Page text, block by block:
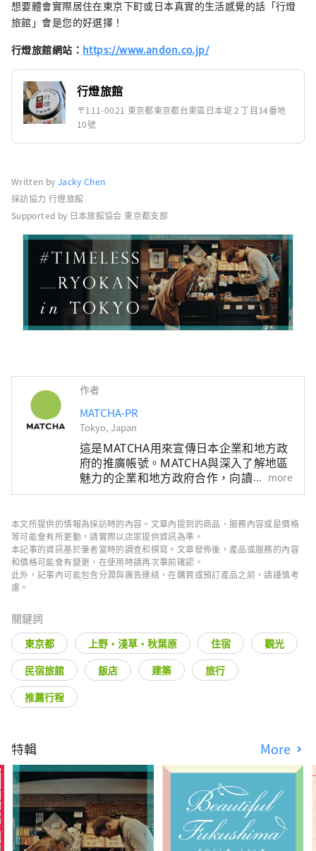
想要體會實際居住在東京下町或日本真實的生活感覺的話「行燈
旅館」會是您的好選擇！
行燈旅館網站： https://www.andon.co.jp/
行燈旅館
〒111-0021 東京都東京都台東區日本堤２丁目34番地
10號
Written by Jacky Chen
採訪協力 行燈旅館
Supported by 日本旅館協会 東京都支部
作者
MATCHA-PR
Tokyo, Japan
這是MATCHA用來宣傳日本企業和地方政
府的推廣帳號。MATCHA與深入了解地區
魅力的企業和地方政府合作，向讀者介紹
日本尚未被發現的魅力！同時我們也根據
訊撰寫文章。
more
本文所提供的情報為採訪時的內容。文章內提到的商品、服務內容或是價格
等可能會有所更動，請實際以店家提供資訊為準。
本記事的資訊基於筆者當時的調查和撰寫。文章發佈後，產品或服務的內容
和價格可能會有變更，在使用時請再次事前確認。
此外，記事內可能包含分潤與廣告連結，在購買或預訂產品之前，請謹慎考
慮。
關鍵詞
東京都 上野・淺草・秋葉原 住宿
觀光
民宿旅館
飯店 建築
旅行
推薦行程
特輯 More